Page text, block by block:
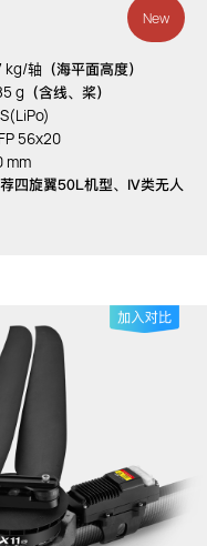
New
kg/轴 （海平面高度）
g （含线、桨）
56x20
mm
四旋翼50L机型、IV类无人